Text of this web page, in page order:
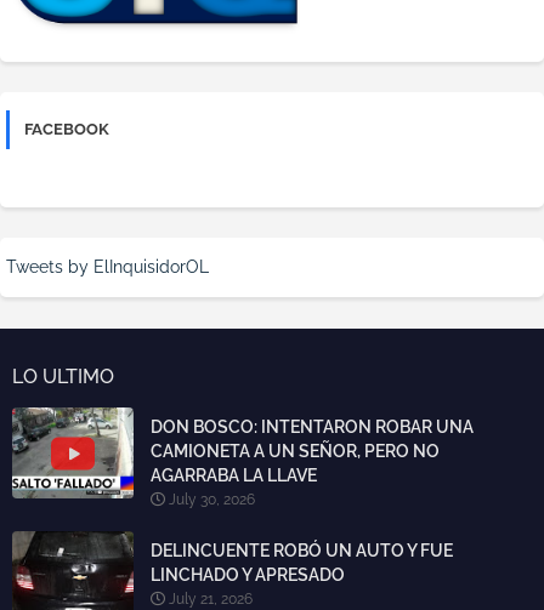
FACEBOOK
Tweets by ElInquisidorOL
LO ULTIMO
DON BOSCO: INTENTARON ROBAR UNA
CAMIONETA A UN SEÑOR, PERO NO
AGARRABA LA LLAVE
July 30, 2026
DELINCUENTE ROBÓ UN AUTO Y FUE
LINCHADO Y APRESADO
July 21, 2026